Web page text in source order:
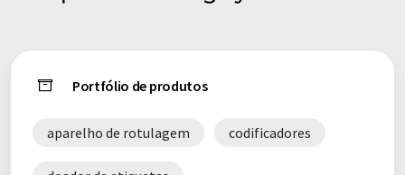
Portfólio de produtos
aparelho de rotulagem codificadores